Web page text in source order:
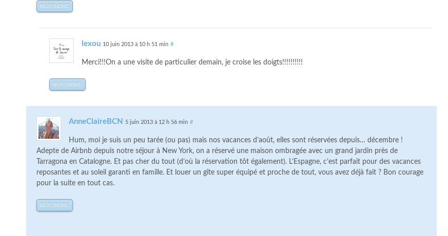
RÉPONDRE
lexou 10 juin 2013 à 10 h 51 min #
Merci!!!On a une visite de particulier demain, je croise les doigts!!!!!!!!!!
RÉPONDRE
AnneClaireBCN 5 juin 2013 à 12 h 56 min #
Hum, moi je suis un peu tarée (ou pas) mais nos vacances d’août, elles sont réservées depuis… décembre !
Adepte de Airbnb depuis notre séjour à New York, on a réservé une maison ombragée avec un grand jardin près de
Tarragona en Catalogne. Et pas cher du tout (d’où la réservation tôt également). L’Espagne, c’est parfait pour des vacances
reposantes et au soleil garanti en famille. Et louer un gîte super équipé et proche de tout, vous avez déjà fait ? Bon courage
pour la suite en tout cas.
RÉPONDRE